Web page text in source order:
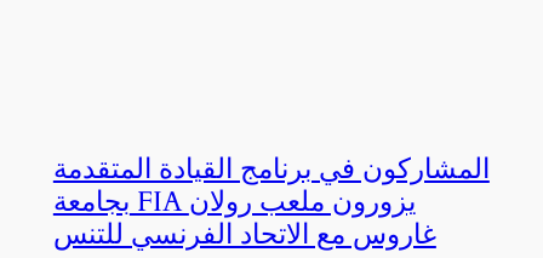
المشاركون في برنامج القيادة المتقدمة
بجامعة FIA يزورون ملعب رولان
غاروس مع الاتحاد الفرنسي للتنس